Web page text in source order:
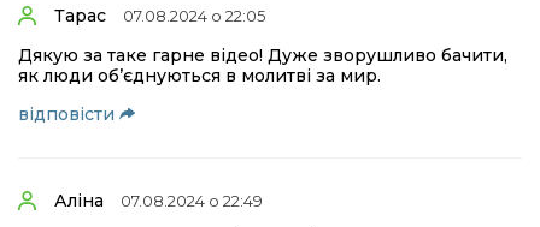
Тарас 07.08.2024 о 22:05
Дякую за таке гарне відео! Дуже зворушливо бачити,
як люди об’єднуються в молитві за мир.
відповіcти
Аліна 07.08.2024 о 22:49